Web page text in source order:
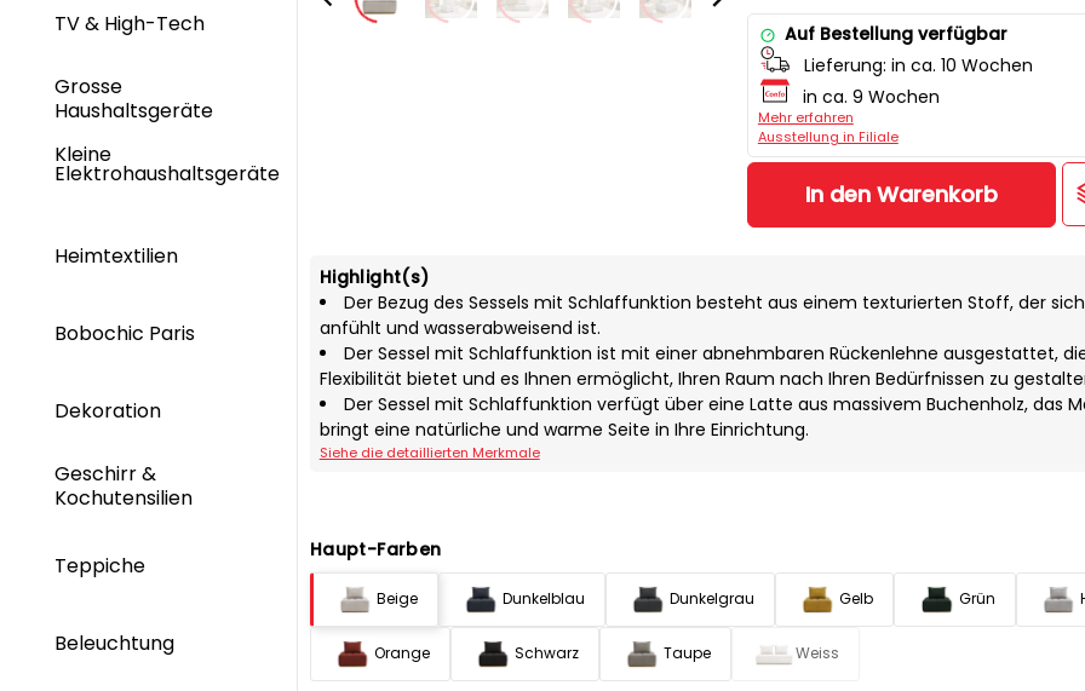
TV & High-Tech
Grosse
Haushaltsgeräte
Kleine
Elektrohaushaltsgeräte
Heimtextilien
Bobochic Paris
Dekoration
Geschirr &
Kochutensilien
Teppiche
Beleuchtung
Auf Bestellung verfügbar
Lieferung: in ca. 10 Wochen
in ca. 9 Wochen
Mehr erfahren
Ausstellung in Filiale
In den Warenkorb
Highlight(s)
Der Bezug des Sessels mit Schlaffunktion besteht aus einem texturierten Stoff, der
anfühlt und wasserabweisend ist.
Der Sessel mit Schlaffunktion ist mit einer abnehmbaren Rückenlehne ausgestattet,
Flexibilität bietet und es Ihnen ermöglicht, Ihren Raum nach Ihren Bedürfnissen zu
Der Sessel mit Schlaffunktion verfügt über eine Latte aus massivem Buchenholz, das
bringt eine natürliche und warme Seite in Ihre Einrichtung.
Siehe die detaillierten Merkmale
Haupt-Farben
Beige Dunkelblau Dunkelgrau Gelb Grün
Orange Schwarz Taupe Weiss